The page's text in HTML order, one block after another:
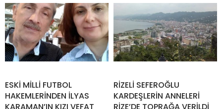
ESKİ MİLLİ FUTBOL
HAKEMLERİNDEN İLYAS
RİZELİ SEFEROĞLU
KARDEŞLERİN ANNELERİ